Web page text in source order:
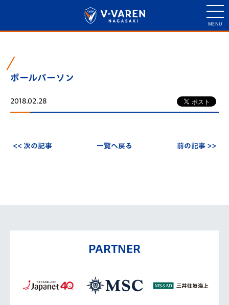
ボールパーソン
2018.02.28
<< 次の記事 一覧へ戻る 前の記事 >>
PARTNER